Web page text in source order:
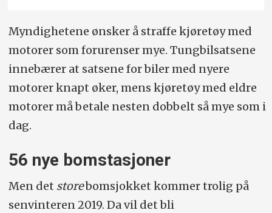
Myndighetene ønsker å straffe kjøretøy med
motorer som forurenser mye. Tungbilsatsene
innebærer at satsene for biler med nyere
motorer knapt øker, mens kjøretøy med eldre
motorer må betale nesten dobbelt så mye som i
dag.
56 nye bomstasjoner
Men det storebomsjokket kommer trolig på
senvinteren 2019. Da vil det bli